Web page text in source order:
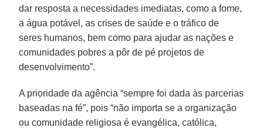
dar resposta a necessidades imediatas, como a fome,
a água potável, as crises de saúde e o tráfico de
seres humanos, bem como para ajudar as nações e
comunidades pobres a pôr de pé projetos de
desenvolvimento”.
A prioridade da agência “sempre foi dada às parcerias
baseadas na fé”, pois “não importa se a organização
ou comunidade religiosa é evangélica, católica,